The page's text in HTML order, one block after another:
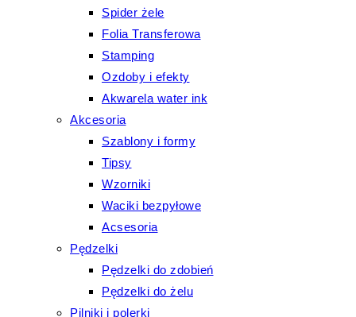
Spider żele
Folia Transferowa
Stamping
Ozdoby i efekty
Akwarela water ink
Akcesoria
Szablony i formy
Tipsy
Wzorniki
Waciki bezpyłowe
Acsesoria
Pędzelki
Pędzelki do zdobień
Pędzelki do żelu
Pilniki i polerki